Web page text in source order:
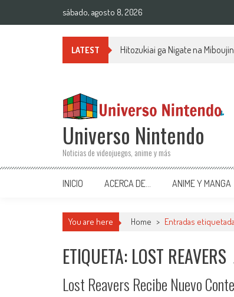
sábado, agosto 8, 2026
LATEST Hitozukiai ga Nigate na
Universo Nintendo
Noticias de videojuegos, anime y más
INICIO ACERCA DE… ANIME Y MANGA
You are here Home > Entradas
ETIQUETA: LOST REAVERS
Lost Reavers Recibe Nuevo